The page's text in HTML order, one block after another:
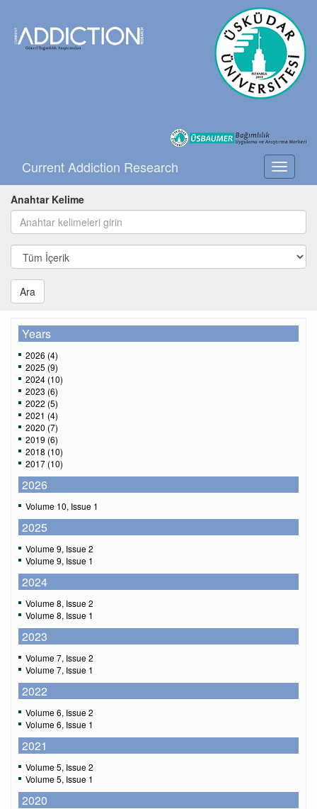
Toggle
Current Addiction Research
Anahtar Kelime
Ara
Years
2026 (4)
2025 (9)
2024 (10)
2023 (6)
2022 (5)
2021 (4)
2020 (7)
2019 (6)
2018 (10)
2017 (10)
2026
Volume 10, Issue 1
2025
Volume 9, Issue 2
Volume 9, Issue 1
2024
Volume 8, Issue 2
Volume 8, Issue 1
2023
Volume 7, Issue 2
Volume 7, Issue 1
2022
Volume 6, Issue 2
Volume 6, Issue 1
2021
Volume 5, Issue 2
Volume 5, Issue 1
2020